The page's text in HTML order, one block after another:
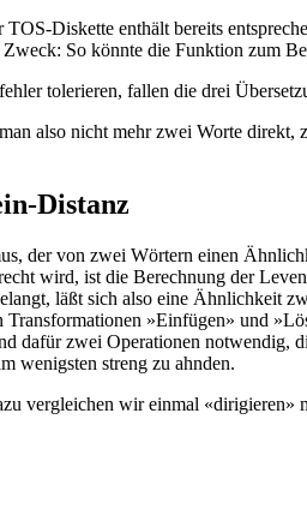
Diskette enthält bereits
So könnte die Funktion zum
tolerieren, fallen die drei
also nicht mehr zwei Worte
Distanz
der von zwei Wörtern einen
wird, ist die Berechnung der
läßt sich also eine Ähnlichkeit
»Einfügen» und
dafür zwei Operationen
wenigsten streng zu ahnden.
vergleichen wir einmal «dirigieren»